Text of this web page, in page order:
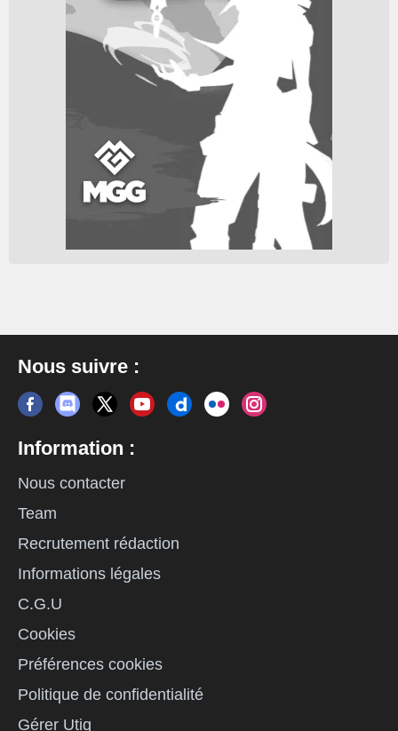
Nous suivre :
Information :
Nous contacter
Team
Recrutement rédaction
Informations légales
C.G.U
Cookies
Préférences cookies
Politique de confidentialité
Gérer Utiq